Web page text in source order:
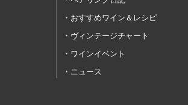
おすすめワイン＆レシピ
ヴィンテージチャート
ワインイベント
ニュース